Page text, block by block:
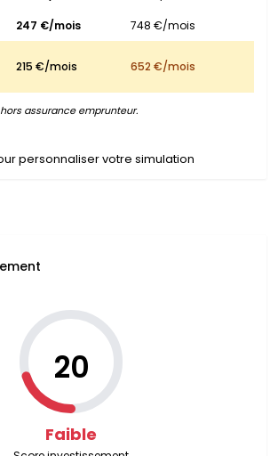
247 €/mois
748 €/mois
215 €/mois 652 €/mois
assurance emprunteur.
personnaliser votre simulation
20
Faible